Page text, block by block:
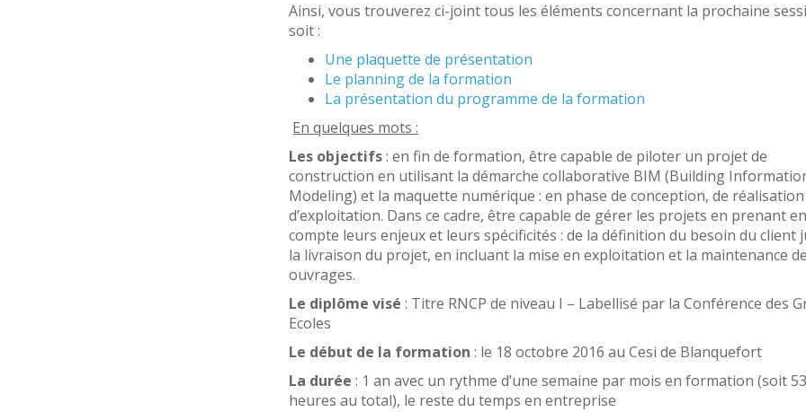
Ainsi, vous trouverez ci-joint tous les éléments concernant la prochaine
soit :
Une plaquette de présentation
Le planning de la formation
La présentation du programme de la formation
En quelques mots :
Les objectifs: en fin de formation, être capable de piloter un projet de
construction en utilisant la démarche collaborative BIM (Building
Modeling) et la maquette numérique : en phase de conception, de
d’exploitation. Dans ce cadre, être capable de gérer les projets en prenant en
compte leurs enjeux et leurs spécificités : de la définition du besoin du client
la livraison du projet, en incluant la mise en exploitation et la maintenance
ouvrages.
Le diplôme visé : Titre RNCP de niveau I – Labellisé par la Conférence des
Ecoles
Le début de la formation : le 18 octobre 2016 au Cesi de Blanquefort
La durée: 1 an avec un rythme d’une semaine par mois en formation (soit
heures au total), le reste du temps en entreprise